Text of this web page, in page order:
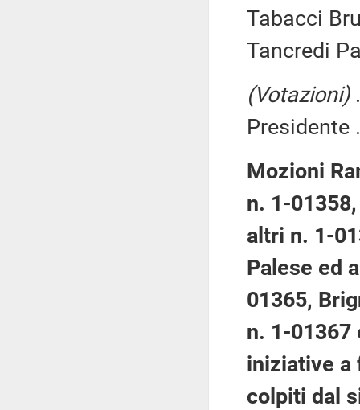
Tabacci
Tancredi
(Votazioni)
Presidente
Mozioni
n. 1-
altri n. 1-
Palese ed
01365,
n. 1-01367
iniziative a
colpiti dal